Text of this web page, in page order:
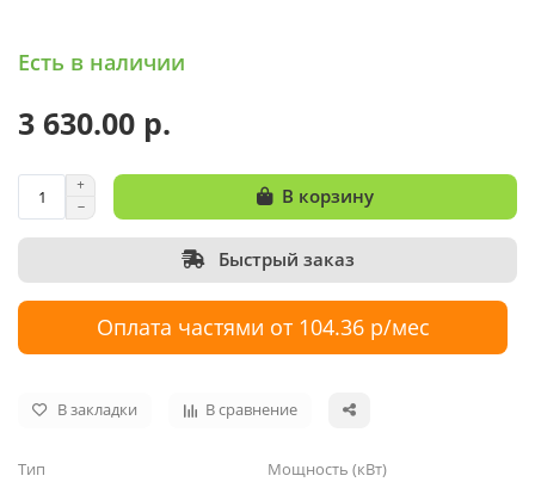
Есть в наличии
3 630.00 р.
В корзину
Быстрый заказ
Оплата частями от 104.36 р/мес
В закладки В сравнение
Тип Мощность (кВт)